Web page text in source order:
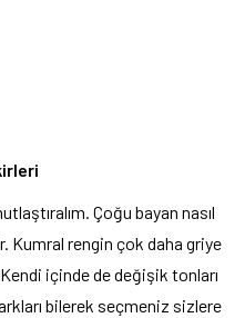
Çoğu bayan nasıl
Kumral rengin çok daha griye
içinde de değişik tonları
bilerek seçmeniz sizlere